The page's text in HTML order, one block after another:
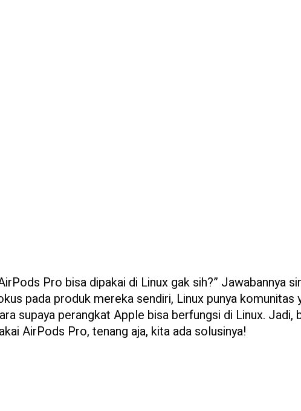
Pro bisa dipakai di Linux gak sih?” Jawabannya
pada produk mereka sendiri, Linux punya komunitas
supaya perangkat Apple bisa berfungsi di Linux. Jadi,
AirPods Pro, tenang aja, kita ada solusinya!